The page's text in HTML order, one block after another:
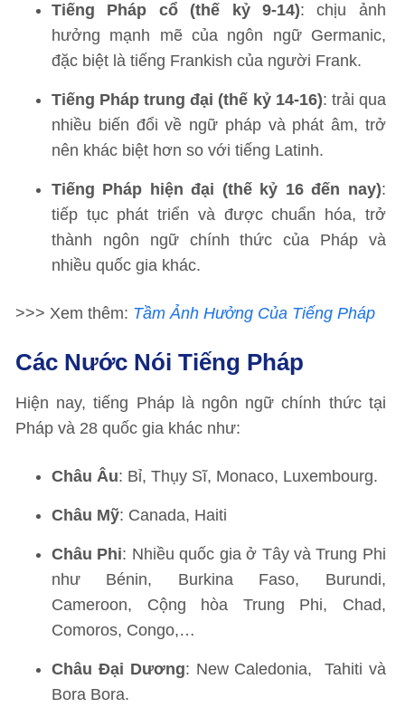
Tiếng Pháp cổ (thế kỷ 9-14): chịu ảnh
hưởng mạnh mẽ của ngôn ngữ Germanic,
đặc biệt là tiếng Frankish của người Frank.
Tiếng Pháp trung đại (thế kỷ 14-16): trải qua
nhiều biến đổi về ngữ pháp và phát âm, trở
nên khác biệt hơn so với tiếng Latinh.
Tiếng Pháp hiện đại (thế kỷ 16 đến nay):
tiếp tục phát triển và được chuẩn hóa, trở
thành ngôn ngữ chính thức của Pháp và
nhiều quốc gia khác.
>>> Xem thêm: Tầm Ảnh Hưởng Của Tiếng Pháp
Các Nước Nói Tiếng Pháp
Hiện nay, tiếng Pháp là ngôn ngữ chính thức tại
Pháp và 28 quốc gia khác như:
Châu Âu: Bỉ, Thụy Sĩ, Monaco, Luxembourg.
Châu Mỹ: Canada, Haiti
Châu Phi: Nhiều quốc gia ở Tây và Trung Phi
như Bénin, Burkina Faso, Burundi,
Cameroon, Cộng hòa Trung Phi, Chad,
Comoros, Congo,…
Châu Đại Dương: New Caledonia, Tahiti và
Bora Bora.